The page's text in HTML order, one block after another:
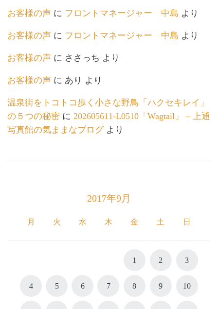
お客様の声 に フロントマネージャー 中島 より
お客様の声 に フロントマネージャー 中島 より
お客様の声 に ささっち より
お客様の声 に あり より
温泉街をトコトコ歩く小さな野鳥「ハクセキレイ」
の５つの秘密 に 202605611-L0510「Wagtail」 – 上通
写真館の気ままなブログより
2017年9月
月 火 水 木 金 土 日
1 2 3
4 5 6 7 8 9 10